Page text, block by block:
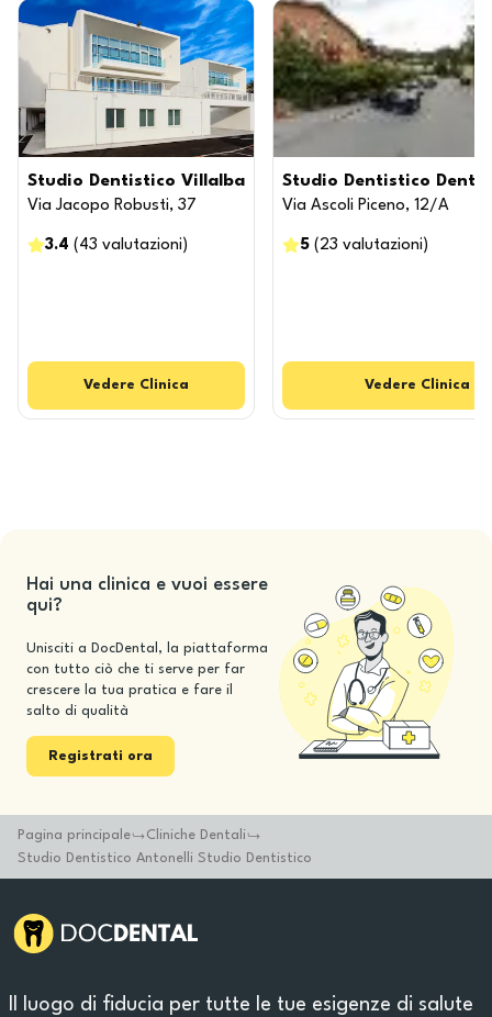
Studio Dentistico Villalba
Via Jacopo Robusti, 37
3.4 ( 43 valutazioni )
Vedere Clinica
Studio Dentistico
Via Ascoli Piceno, 12/A
5 ( 23 valutazioni )
Vedere Clinica
Hai una clinica e vuoi essere
qui?
Unisciti a DocDental, la piattaforma
con tutto ciò che ti serve per far
crescere la tua pratica e fare il
salto di qualità
Registrati ora
Pagina principale
Cliniche Dentali
Studio Dentistico Antonelli Studio Dentistico
Il luogo di fiducia per tutte le tue esigenze di salute